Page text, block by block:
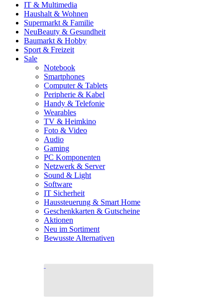
IT & Multimedia
Haushalt & Wohnen
Supermarkt & Familie
NeuBeauty & Gesundheit
Baumarkt & Hobby
Sport & Freizeit
Sale
Notebook
Smartphones
Computer & Tablets
Peripherie & Kabel
Handy & Telefonie
Wearables
TV & Heimkino
Foto & Video
Audio
Gaming
PC Komponenten
Netzwerk & Server
Sound & Light
Software
IT Sicherheit
Haussteuerung & Smart Home
Geschenkkarten & Gutscheine
Aktionen
Neu im Sortiment
Bewusste Alternativen